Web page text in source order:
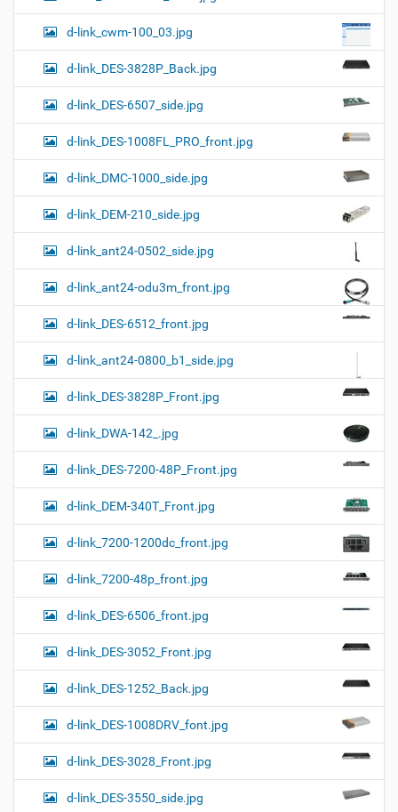
d-link_cwm-100_03.jpg
d-link_DES-3828P_Back.jpg
d-link_DES-6507_side.jpg
d-link_DES-1008FL_PRO_front.jpg
d-link_DMC-1000_side.jpg
d-link_DEM-210_side.jpg
d-link_ant24-0502_side.jpg
d-link_ant24-odu3m_front.jpg
d-link_DES-6512_front.jpg
d-link_ant24-0800_b1_side.jpg
d-link_DES-3828P_Front.jpg
d-link_DWA-142_.jpg
d-link_DES-7200-48P_Front.jpg
d-link_DEM-340T_Front.jpg
d-link_7200-1200dc_front.jpg
d-link_7200-48p_front.jpg
d-link_DES-6506_front.jpg
d-link_DES-3052_Front.jpg
d-link_DES-1252_Back.jpg
d-link_DES-1008DRV_font.jpg
d-link_DES-3028_Front.jpg
d-link_DES-3550_side.jpg